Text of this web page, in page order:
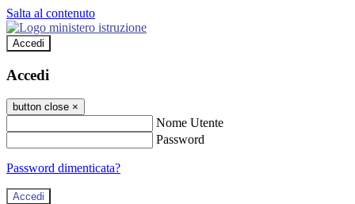
Salta al contenuto
Accedi
Accedi
button close ×
Nome Utente
Password
Password dimenticata?